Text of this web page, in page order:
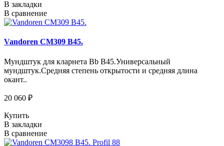
В закладки
В сравнение
Vandoren CM309 B45.
Мундштук для кларнета Bb B45.Универсальный
мундштук.Средняя степень открытости и средняя длина
окант..
20 060 ₽
Купить
В закладки
В сравнение